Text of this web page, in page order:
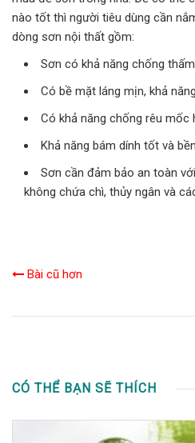
nào tốt thì người tiêu dùng cần
dòng sơn nội thất gồm:
Sơn có khả năng chống
Có bề mặt láng mịn, khả
Có khả năng chống rêu mốc
Khả năng bám dính tốt và
Sơn cần đảm bảo an toàn
không chứa chì, thủy ngân và
Bài cũ hơn
CÓ THỂ BẠN SẼ THÍCH